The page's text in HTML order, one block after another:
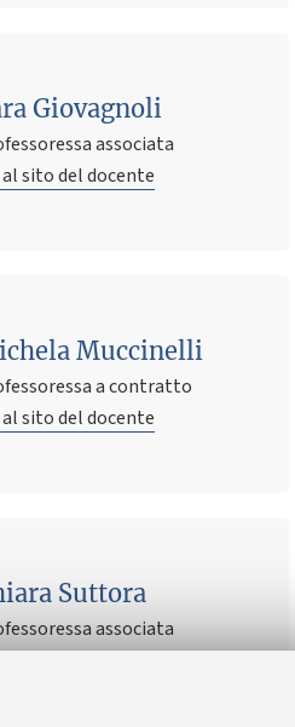
Giovagnoli
associata
al sito del docente
Muccinelli
a contratto
al sito del docente
Suttora
associata